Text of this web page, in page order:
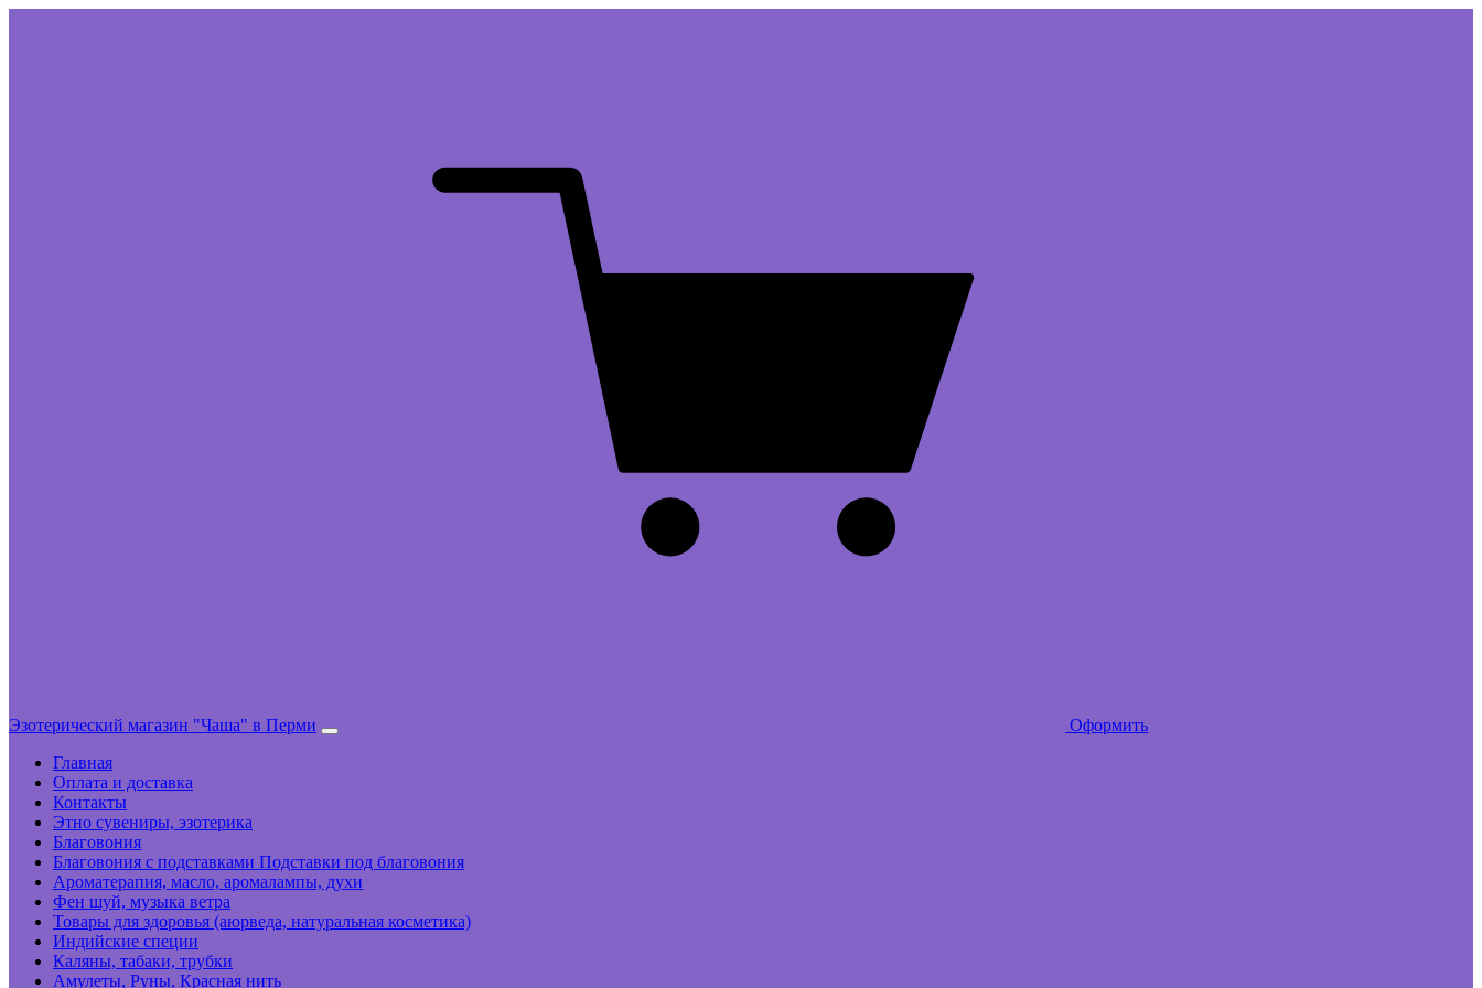
Эзотерический магазин "Чаша" в Перми
Оформить
Главная
Оплата и доставка
Контакты
Этно сувениры, эзотерика
Благовония
Благовония с подставками Подставки под благовония
Ароматерапия, масло, аромалампы, духи
Фен шуй, музыка ветра
Товары для здоровья (аюрведа, натуральная косметика)
Индийские специи
Каляны, табаки, трубки
Амулеты, Руны, Красная нить